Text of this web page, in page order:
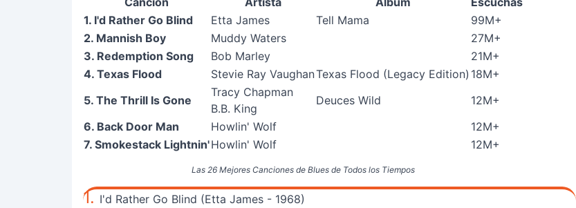
Las 26 Mejores Canciones de Blues de Todos los Tiempos
1. I'd Rather Go Blind
Etta James Tell Mama
99M+
2. Mannish Boy
Muddy Waters
27M+
3. Redemption Song
Bob Marley
21M+
4. Texas Flood
Stevie Ray VaughanTexas Flood (Legacy Edition) 18M+
5. The Thrill Is Gone
Tracy Chapman
B.B. King
Deuces Wild
12M+
6. Back Door Man
Howlin' Wolf
12M+
7. Smokestack Lightnin'Howlin' Wolf 12M+
1. I'd Rather Go Blind (Etta James - 1968)